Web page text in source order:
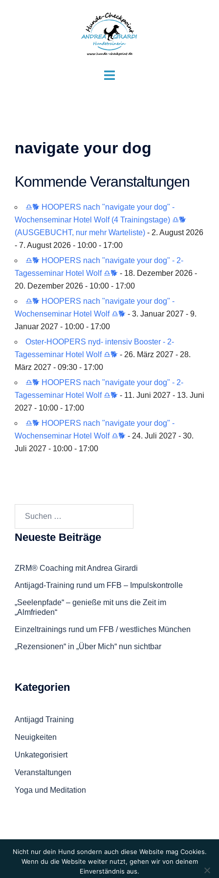
Menü
navigate your dog
Kommende Veranstaltungen
♎🐕 HOOPERS nach "navigate your dog" -
Wochenseminar Hotel Wolf (4 Trainingstage) ♎🐕
(AUSGEBUCHT, nur mehr Warteliste) - 2. August 2026
- 7. August 2026 - 10:00 - 17:00
♎🐕 HOOPERS nach "navigate your dog" - 2-
Tagesseminar Hotel Wolf ♎🐕 - 18. Dezember 2026 -
20. Dezember 2026 - 10:00 - 17:00
♎🐕 HOOPERS nach "navigate your dog" -
Wochenseminar Hotel Wolf ♎🐕 - 3. Januar 2027 - 9.
Januar 2027 - 10:00 - 17:00
Oster-HOOPERS nyd- intensiv Booster - 2-
Tagesseminar Hotel Wolf ♎🐕 - 26. März 2027 - 28.
März 2027 - 09:30 - 17:00
♎🐕 HOOPERS nach "navigate your dog" - 2-
Tagesseminar Hotel Wolf ♎🐕 - 11. Juni 2027 - 13. Juni
2027 - 10:00 - 17:00
♎🐕 HOOPERS nach "navigate your dog" -
Wochenseminar Hotel Wolf ♎🐕 - 24. Juli 2027 - 30.
Juli 2027 - 10:00 - 17:00
Neueste Beiträge
ZRM® Coaching mit Andrea Girardi
Antijagd-Training rund um FFB – Impulskontrolle
„Seelenpfade“ – genieße mit uns die Zeit im
„Almfrieden“
Einzeltrainings rund um FFB / westliches München
„Rezensionen“ in „Über Mich“ nun sichtbar
Kategorien
Antijagd Training
Neuigkeiten
Unkategorisiert
Veranstaltungen
Yoga und Meditation
Nicht nur dein Hund sondern auch diese Website mag Cookies.
Wenn du die Website weiter nutzt, gehen wir von deinem
Einverständnis aus.